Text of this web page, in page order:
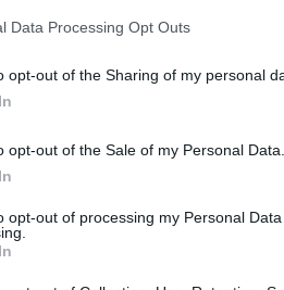
Data Processing Opt Outs
opt-out of the Sharing of my personal
opt-out of the Sale of my Personal Data.
opt-out of processing my Personal
19 false de călătorie
în Europa, ci și în alte țări, de
găsit și în Noua Zeelandă și în
în funcție de pachet. Unele
certificatul. S-au înregistrat
să interacționeze cu